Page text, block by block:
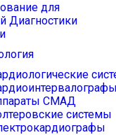
для
Диагностики
СМАД
системы